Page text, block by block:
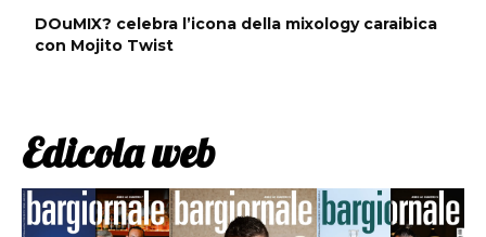
DOuMIX? celebra l’icona della mixology caraibica
con Mojito Twist
Edicola web